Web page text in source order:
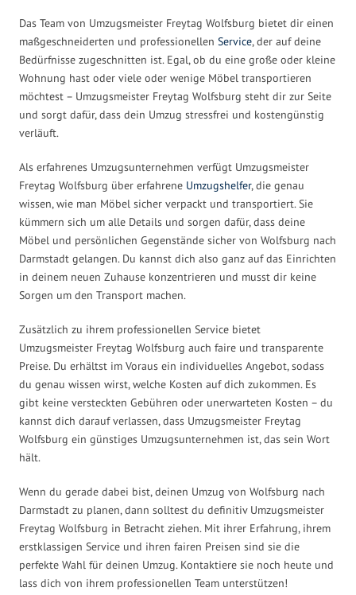
Das Team von Umzugsmeister Freytag Wolfsburg bietet dir einen
maßgeschneiderten und professionellen Service, der auf deine
Bedürfnisse zugeschnitten ist. Egal, ob du eine große oder kleine
Wohnung hast oder viele oder wenige Möbel transportieren
möchtest – Umzugsmeister Freytag Wolfsburg steht dir zur Seite
und sorgt dafür, dass dein Umzug stressfrei und kostengünstig
verläuft.
Als erfahrenes Umzugsunternehmen verfügt Umzugsmeister
Freytag Wolfsburg über erfahrene Umzugshelfer, die genau
wissen, wie man Möbel sicher verpackt und transportiert. Sie
kümmern sich um alle Details und sorgen dafür, dass deine
Möbel und persönlichen Gegenstände sicher von Wolfsburg nach
Darmstadt gelangen. Du kannst dich also ganz auf das Einrichten
in deinem neuen Zuhause konzentrieren und musst dir keine
Sorgen um den Transport machen.
Zusätzlich zu ihrem professionellen Service bietet
Umzugsmeister Freytag Wolfsburg auch faire und transparente
Preise. Du erhältst im Voraus ein individuelles Angebot, sodass
du genau wissen wirst, welche Kosten auf dich zukommen. Es
gibt keine versteckten Gebühren oder unerwarteten Kosten – du
kannst dich darauf verlassen, dass Umzugsmeister Freytag
Wolfsburg ein günstiges Umzugsunternehmen ist, das sein Wort
hält.
Wenn du gerade dabei bist, deinen Umzug von Wolfsburg nach
Darmstadt zu planen, dann solltest du definitiv Umzugsmeister
Freytag Wolfsburg in Betracht ziehen. Mit ihrer Erfahrung, ihrem
erstklassigen Service und ihren fairen Preisen sind sie die
perfekte Wahl für deinen Umzug. Kontaktiere sie noch heute und
lass dich von ihrem professionellen Team unterstützen!